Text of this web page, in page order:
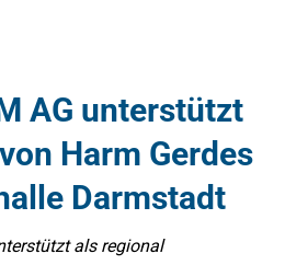
AG unterstützt
Harm Gerdes
Darmstadt
als regional